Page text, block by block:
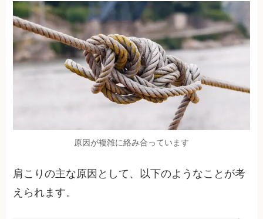
原因が複雑に絡み合っています
肩こりの主な原因として、以下のようなことが考
えられます。